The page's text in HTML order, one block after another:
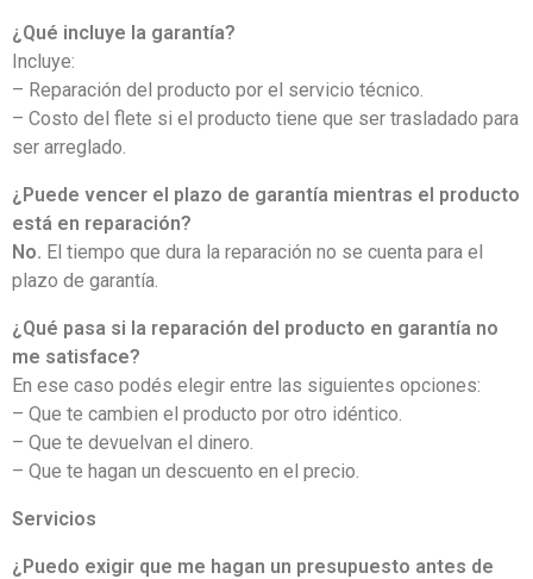
¿Qué incluye la garantía?
Incluye:
– Reparación del producto por el servicio técnico.
– Costo del flete si el producto tiene que ser trasladado para
ser arreglado.
¿Puede vencer el plazo de garantía mientras el producto
está en reparación?
No. El tiempo que dura la reparación no se cuenta para el
plazo de garantía.
¿Qué pasa si la reparación del producto en garantía no
me satisface?
En ese caso podés elegir entre las siguientes opciones:
– Que te cambien el producto por otro idéntico.
– Que te devuelvan el dinero.
– Que te hagan un descuento en el precio.
Servicios
¿Puedo exigir que me hagan un presupuesto antes de